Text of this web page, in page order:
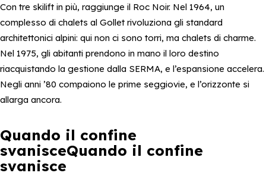
Con tre skilift in più, raggiunge il Roc Noir. Nel 1964, un
complesso di chalets al Gollet rivoluziona gli standard
architettonici alpini: qui non ci sono torri, ma chalets di charme.
Nel 1975, gli abitanti prendono in mano il loro destino
riacquistando la gestione dalla SERMA, e l’espansione accelera.
Negli anni ’80 compaiono le prime seggiovie, e l’orizzonte si
allarga ancora.
Quando il confine
svanisceQuando il confine
svanisce